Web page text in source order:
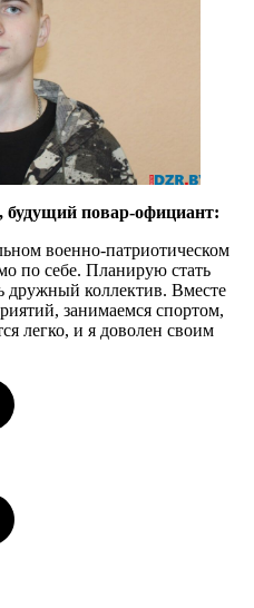
повар-официант:
военно-патриотическом
по себе. Планирую стать
коллектив. Вместе
занимаемся спортом,
легко, и я доволен своим